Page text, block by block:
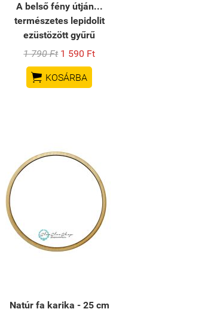
A belső fény útján...
természetes lepidolit
ezüstözött gyűrű
1 790 Ft 1 590 Ft
 KOSÁRBA
Natúr fa karika - 25 cm